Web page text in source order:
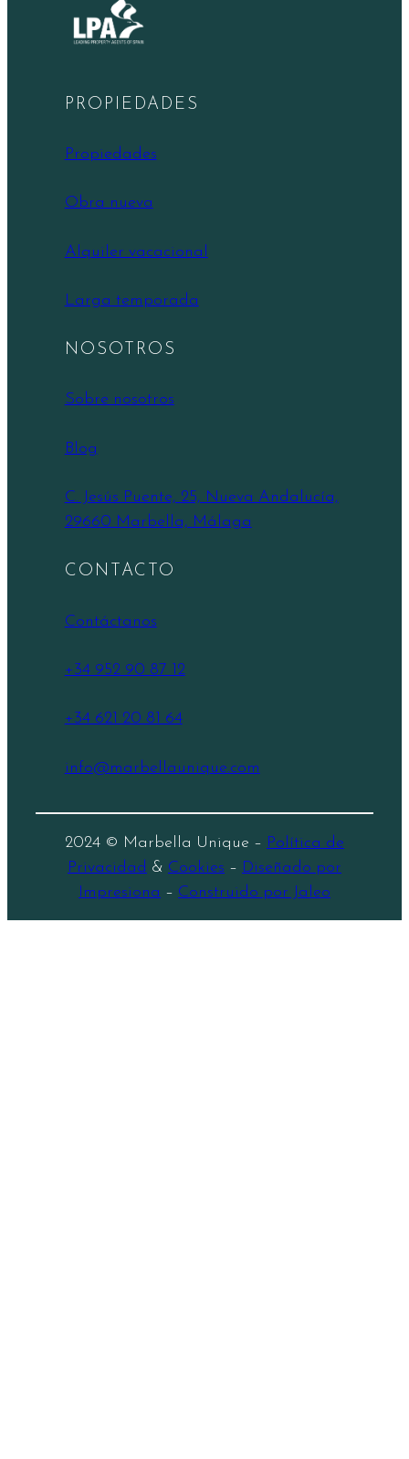
PROPIEDADES
Propiedades
Obra nueva
Alquiler vacacional
Larga temporada
NOSOTROS
Sobre nosotros
Blog
C. Jesús Puente, 25, Nueva Andalucía,
29660 Marbella, Málaga
CONTACTO
Contáctanos
+34 952 90 87 12
+34 621 20 81 64
info@marbellaunique.com
2024 © Marbella Unique – Política de
Privacidad & Cookies – Diseñado por
Impresiona – Construido por Jaleo